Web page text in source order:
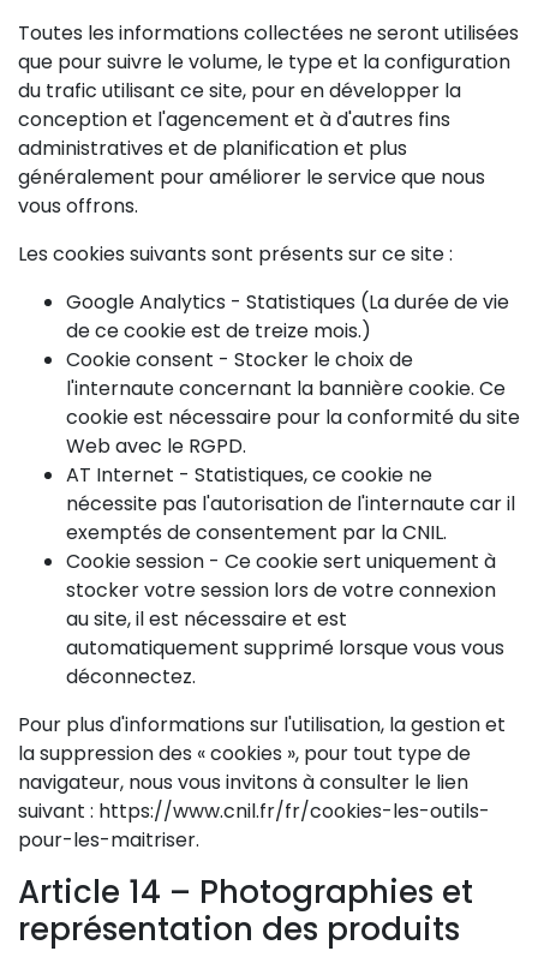
Toutes les informations collectées ne seront utilisées
que pour suivre le volume, le type et la configuration
du trafic utilisant ce site, pour en développer la
conception et l'agencement et à d'autres fins
administratives et de planification et plus
généralement pour améliorer le service que nous
vous offrons.
Les cookies suivants sont présents sur ce site :
Google Analytics - Statistiques (La durée de vie
de ce cookie est de treize mois.)
Cookie consent - Stocker le choix de
l'internaute concernant la bannière cookie. Ce
cookie est nécessaire pour la conformité du site
Web avec le RGPD.
AT Internet - Statistiques, ce cookie ne
nécessite pas l'autorisation de l'internaute car il
exemptés de consentement par la CNIL.
Cookie session - Ce cookie sert uniquement à
stocker votre session lors de votre connexion
au site, il est nécessaire et est
automatiquement supprimé lorsque vous vous
déconnectez.
Pour plus d'informations sur l'utilisation, la gestion et
la suppression des « cookies », pour tout type de
navigateur, nous vous invitons à consulter le lien
suivant : https://www.cnil.fr/fr/cookies-les-outils-
pour-les-maitriser.
Article 14 – Photographies et
représentation des produits